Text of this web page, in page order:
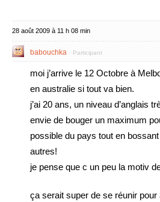
28 août 2009 à 11 h 08 min
babouchka Participant
moi j’arrive le 12 Octobre à
en australie si tout va bien.
j’ai 20 ans, un niveau d’anglais
envie de bouger un maximum
possible du pays tout en
autres!
je pense que c un peu la motiv
ça serait super de se réunir